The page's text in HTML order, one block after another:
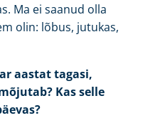
Ma ei saanud olla
olin: lõbus, jutukas,
aastat tagasi,
Kas selle